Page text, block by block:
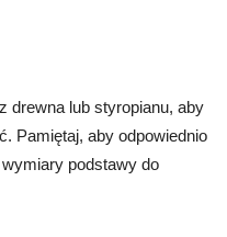
drewna lub styropianu, aby
Pamiętaj, aby odpowiednio
podstawy do